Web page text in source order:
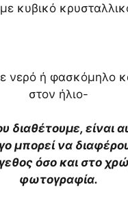
κυβικό
νερό ή φασκόμηλο
στον ήλιο-
διαθέτουμε, είναι
μπορεί να
όσο και στο
φωτογραφία.